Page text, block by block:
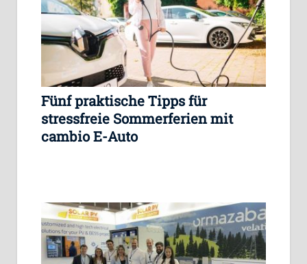
Fünf praktische Tipps für
stressfreie Sommerferien mit
cambio E-Auto